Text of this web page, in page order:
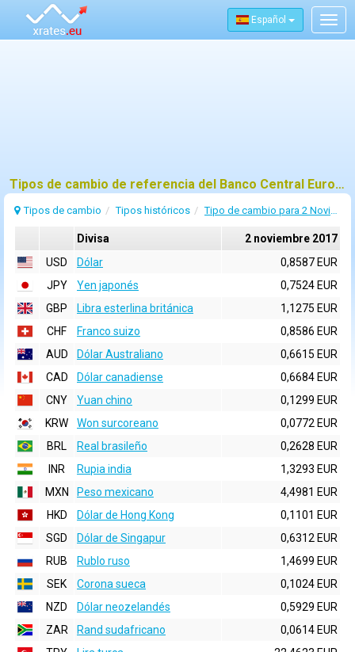
Español
Tipos de cambio de referencia del Banco Central Europeo (BCE) para 2 noviembre 2017
Tipos de cambio Tipos históricos Tipo de cambio para 2 Noviembre 2017
Divisa
2 noviembre 2017
USD
Dólar
0,8587 EUR
JPY
Yen japonés
0,7524 EUR
GBP
Libra esterlina británica
1,1275 EUR
CHF
Franco suizo
0,8586 EUR
AUD
Dólar Australiano
0,6615 EUR
CAD
Dólar canadiense
0,6684 EUR
CNY
Yuan chino
0,1299 EUR
KRW
Won surcoreano
0,0772 EUR
BRL
Real brasileño
0,2628 EUR
INR
Rupia india
1,3293 EUR
MXN
Peso mexicano
4,4981 EUR
HKD
Dólar de Hong Kong
0,1101 EUR
SGD
Dólar de Singapur
0,6312 EUR
RUB
Rublo ruso
1,4699 EUR
SEK
Corona sueca
0,1024 EUR
NZD
Dólar neozelandés
0,5929 EUR
ZAR
Rand sudafricano
0,0614 EUR